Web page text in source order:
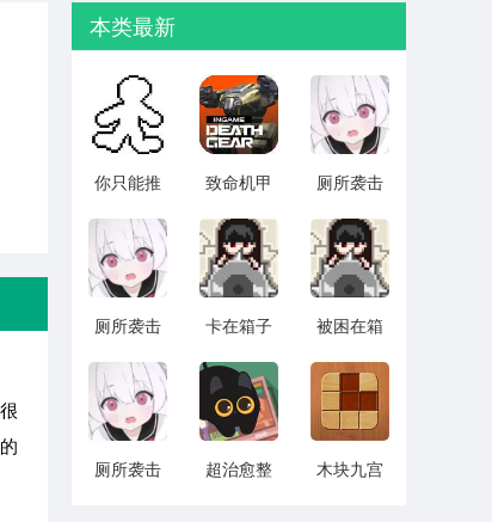
本类最新
你只能推
致命机甲
v1.1.0
厕所袭击
v1.0.4
厕所袭击
v1.0.4
卡在箱子
2026最新
版 v1.0.3
被困在箱
妹 中文版
v1.0.3
厕所袭击
超治愈整
木块九宫